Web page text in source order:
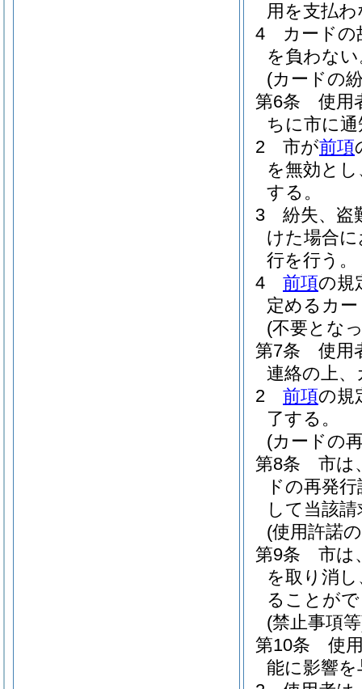
用を支払
4
カード
を負わな
(カードの
第6条
使用
ちに市に
2
市が前項
を無効と
する。
3
紛失、盗
けた場合
行を行う。
4
前項の規
定めるカ
(不要とな
第7条
使用
連絡の上
2
前項の規
了する。
(カードの
第8条
市は
ドの再発
して当該
(使用許諾
第9条
市は
を取り消
ることが
(禁止事項
第10条
使
能に影響